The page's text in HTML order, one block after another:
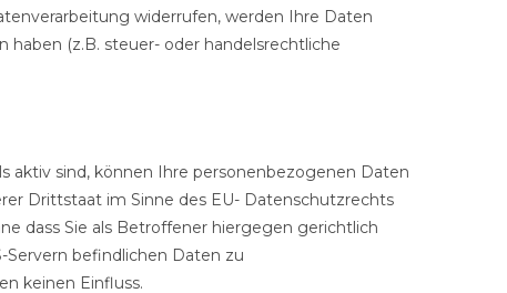
widerrufen, werden Ihre Daten
(z.B. steuer- oder handelsrechtliche
aktiv sind, können Ihre personenbezogenen Daten
Drittstaat im Sinne des EU- Datenschutzrechts
dass Sie als Betroffener hiergegen gerichtlich
Servern befindlichen Daten zu
keinen Einfluss.